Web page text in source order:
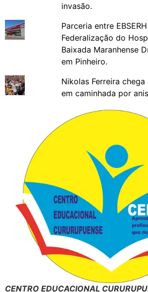
invasão.
Parceria entre
Federalização do
Baixada Maranhense
em Pinheiro.
Nikolas Ferreira
em caminhada por
CENTRO EDUCACIONAL